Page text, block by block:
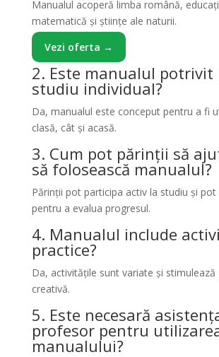
Manualul acoperă limba română,
matematică și științe ale naturii.
Vezi oferta →
2. Este manualul potrivit
studiu individual?
Da, manualul este conceput pentru a fi
clasă, cât și acasă.
3. Cum pot părinții să
să folosească manualul?
Părinții pot participa activ la studiu și
pentru a evalua progresul.
4. Manualul include
practice?
Da, activitățile sunt variate și stimulează
creativă.
5. Este necesară
profesor pentru
manualului?